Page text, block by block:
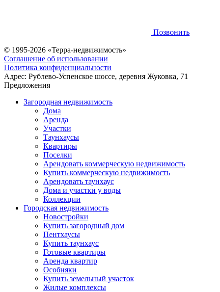
Позвонить
© 1995-2026 «Терра-недвижимость»
Соглашение об использовании
Политика конфиденциальности
Адрес: Рублево-Успенское шоссе, деревня Жуковка, 71
Предложения
Загородная недвижимость
Дома
Аренда
Участки
Таунхаусы
Квартиры
Поселки
Арендовать коммерческую недвижимость
Купить коммерческую недвижимость
Арендовать таунхаус
Дома и участки у воды
Коллекции
Городская недвижимость
Новостройки
Купить загородный дом
Пентхаусы
Купить таунхаус
Готовые квартиры
Аренда квартир
Особняки
Купить земельный участок
Жилые комплексы